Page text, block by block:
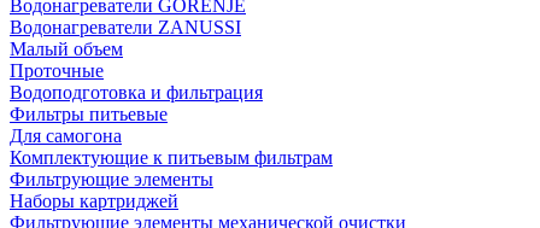
Водонагреватели GORENJE
Водонагреватели ZANUSSI
Малый объем
Проточные
Водоподготовка и фильтрация
Фильтры питьевые
Для самогона
Комплектующие к питьевым фильтрам
Фильтрующие элементы
Наборы картриджей
Фильтрующие элементы механической очистки